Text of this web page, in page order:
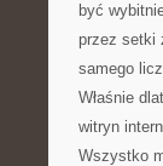
być
przez setki
samego
Właśnie
witryn
Wszystko